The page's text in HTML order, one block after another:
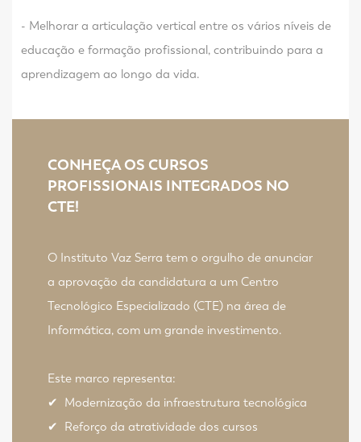
- Melhorar a articulação vertical entre os vários níveis de
educação e formação profissional, contribuindo para a
aprendizagem ao longo da vida.
CONHEÇA OS CURSOS
PROFISSIONAIS INTEGRADOS NO
CTE!
O Instituto Vaz Serra tem o orgulho de anunciar
a aprovação da candidatura a um Centro
Tecnológico Especializado (CTE) na área de
Informática, com um grande investimento.
Este marco representa:
✔ Modernização da infraestrutura tecnológica
✔ Reforço da atratividade dos cursos